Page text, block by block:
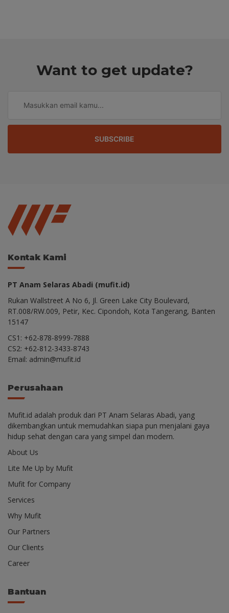
Want to get update?
SUBSCRIBE
Kontak Kami
PT Anam Selaras Abadi (mufit.id)
Rukan Wallstreet A No 6, Jl. Green Lake City Boulevard,
RT.008/RW.009, Petir, Kec. Cipondoh, Kota Tangerang, Banten
15147
CS1: +62-878-8999-7888
CS2: +62-812-3433-8743
Email: admin@mufit.id
Perusahaan
Mufit.id adalah produk dari PT Anam Selaras Abadi, yang
dikembangkan untuk memudahkan siapa pun menjalani gaya
hidup sehat dengan cara yang simpel dan modern.
About Us
Lite Me Up by Mufit
Mufit for Company
Services
Why Mufit
Our Partners
Our Clients
Career
Bantuan